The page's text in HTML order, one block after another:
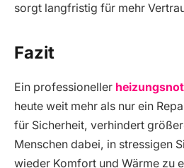
sorgt langfristig für mehr
Fazit
Ein professioneller
heute weit mehr als nur ein
für Sicherheit, verhindert
Menschen dabei, in stressigen
wieder Komfort und Wärme zu